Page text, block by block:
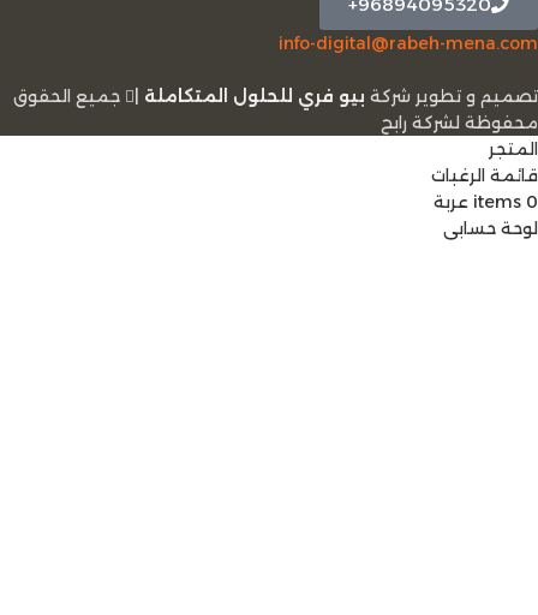
info-digital@rabeh-mena.com
تصميم و تطوير شركة بيو فري للحلول المتكاملة
ﺟﻤﻴﻊ اﻟﺤﻘﻮق
ﻣﺤﻔﻮﻇﺔ لشرﻛﺔ رابح
المتجر
قائمة الرغبات
0
items عربة
لوحة حسابي